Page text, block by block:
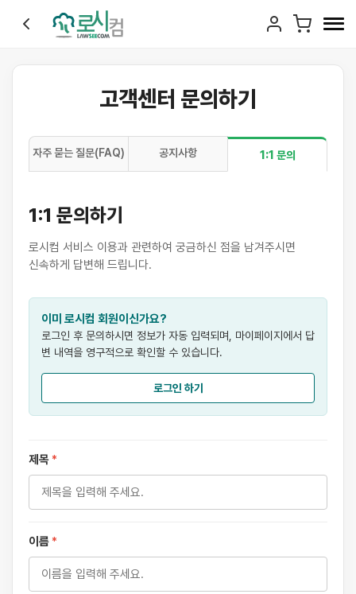
고객센터 문의하기
자주 묻는 질문(FAQ) 공지사항 1:1 문의
1:1 문의하기
로시컴 서비스 이용과 관련하여 궁금하신 점을 남겨주시면
신속하게 답변해 드립니다.
이미 로시컴 회원이신가요?
로그인 후 문의하시면 정보가 자동 입력되며, 마이페이지에서 답
변 내역을 영구적으로 확인할 수 있습니다.
로그인 하기
제목 *
이름 *